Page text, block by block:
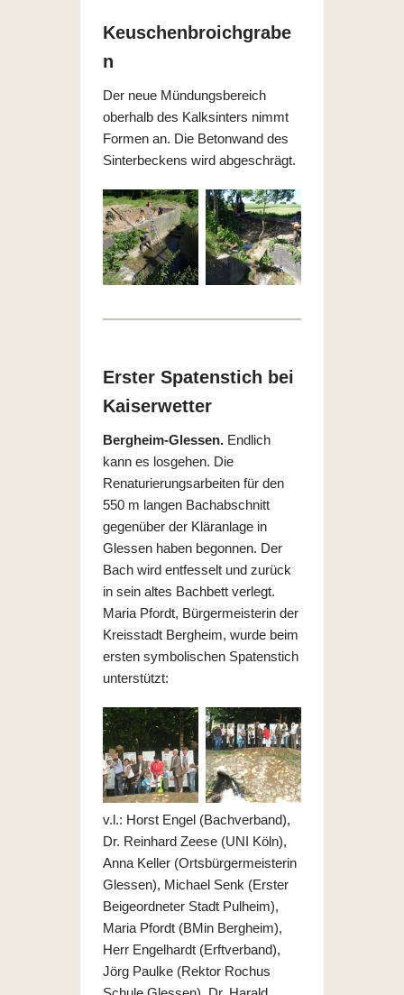
Keuschenbroichgrabe
n
Der neue Mündungsbereich
oberhalb des Kalksinters nimmt
Formen an. Die Betonwand des
Sinterbeckens wird abgeschrägt.
Erster Spatenstich bei
Kaiserwetter
Bergheim-Glessen. Endlich
kann es losgehen. Die
Renaturierungsarbeiten für den
550 m langen Bachabschnitt
gegenüber der Kläranlage in
Glessen haben begonnen. Der
Bach wird entfesselt und zurück
in sein altes Bachbett verlegt.
Maria Pfordt, Bürgermeisterin der
Kreisstadt Bergheim, wurde beim
ersten symbolischen Spatenstich
unterstützt:
v.l.: Horst Engel (Bachverband),
Dr. Reinhard Zeese (UNI Köln),
Anna Keller (Ortsbürgermeisterin
Glessen), Michael Senk (Erster
Beigeordneter Stadt Pulheim),
Maria Pfordt (BMin Bergheim),
Herr Engelhardt (Erftverband),
Jörg Paulke (Rektor Rochus